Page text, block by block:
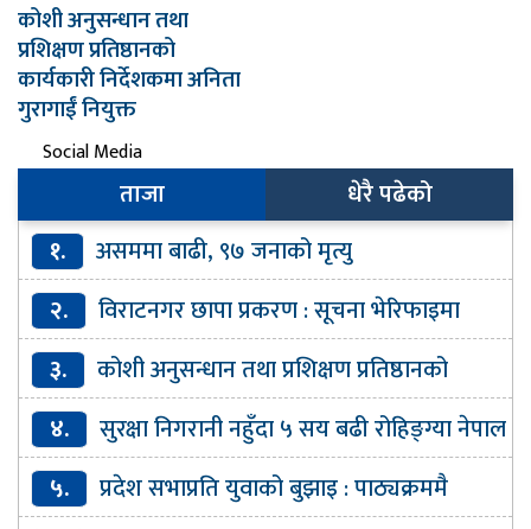
कोशी अनुसन्धान तथा
प्रशिक्षण प्रतिष्ठानको
कार्यकारी निर्देशकमा अनिता
गुरागाईं नियुक्त
Social Media
ताजा
धेरै पढेको
१.
असममा बाढी, ९७ जनाको मृत्यु
२.
विराटनगर छापा प्रकरण : सूचना भेरिफाइमा
कमजोरीकाे प्रहरी हेडक्वार्टरको स्वीकारोक्ति
३.
कोशी अनुसन्धान तथा प्रशिक्षण प्रतिष्ठानको
कार्यकारी निर्देशकमा अनिता गुरागाईं नियुक्त
४.
सुरक्षा निगरानी नहुँदा ५ सय बढी रोहिङ्ग्या नेपाल
छिरे : प्रहरी
५.
प्रदेश सभाप्रति युवाको बुझाइ : पाठ्यक्रममै